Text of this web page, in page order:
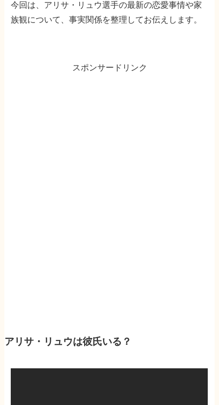
今回は、アリサ・リュウ選手の最新の恋愛事情や家
族観について、事実関係を整理してお伝えします。
スポンサードリンク
アリサ・リュウは彼氏いる？